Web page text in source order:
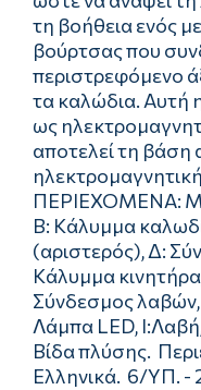
τη βοήθεια ενός
βούρτσας που
περιστρεφόμενο
τα καλώδια. Αυτή
ως
αποτελεί τη βάση
ΠΕΡΙΕΧΟΜΕΝΑ:
Β: Kάλυμμα
(αριστερός), Δ:
Kάλυμμα
Σύνδεσμος
Λάμπα LED,
Βίδα πλύσης.
Ελληνικά. 6/ΥΠ. -